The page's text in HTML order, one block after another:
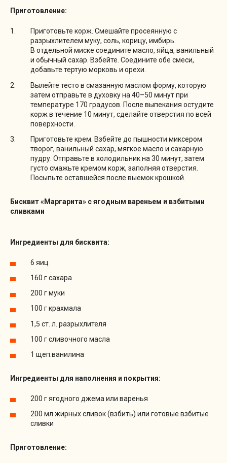
Приготовление:
Приготовьте корж. Смешайте просеянную с
разрыхлителем муку, соль, корицу, имбирь.
В отдельной миске соедините масло, яйца, ванильный
и обычный сахар. Взбейте. Соедините обе смеси,
добавьте тертую морковь и орехи.
Вылейте тесто в смазанную маслом форму, которую
затем отправьте в духовку на 40–50 минут при
температуре 170 градусов. После выпекания остудите
корж в течение 10 минут, сделайте отверстия по всей
поверхности.
Приготовьте крем. Взбейте до пышности миксером
творог, ванильный сахар, мягкое масло и сахарную
пудру. Отправьте в холодильник на 30 минут, затем
густо смажьте кремом корж, заполняя отверстия.
Посыпьте оставшейся после выемок крошкой.
Бисквит «Маргарита» с ягодным вареньем и взбитыми
сливками
Ингредиенты для бисквита:
6 яиц
160 г сахара
200 г муки
100 г крахмала
1,5 ст. л. разрыхлителя
100 г сливочного масла
1 щеп.ванилина
Ингредиенты для наполнения и покрытия:
200 г ягодного джема или варенья
200 мл жирных сливок (взбить) или готовые взбитые
сливки
Приготовление: